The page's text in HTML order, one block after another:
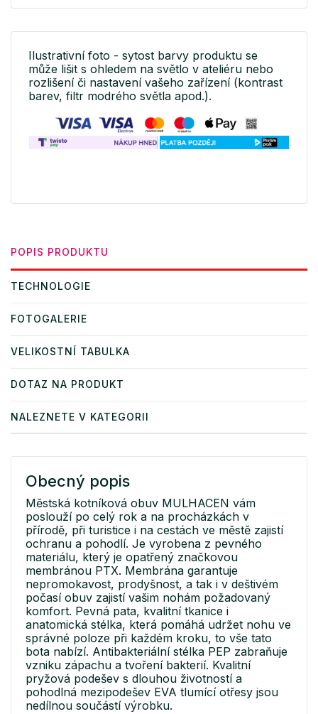
Ilustrativní foto - sytost barvy produktu se
může lišit s ohledem na světlo v ateliéru nebo
rozlišení či nastavení vašeho zařízení (kontrast
barev, filtr modrého světla apod.).
POPIS PRODUKTU
TECHNOLOGIE
FOTOGALERIE
VELIKOSTNÍ TABULKA
DOTAZ NA PRODUKT
NALEZNETE V KATEGORII
Obecný popis
Městská kotníková obuv MULHACEN vám
poslouží po celý rok a na procházkách v
přírodě, při turistice i na cestách ve městě zajistí
ochranu a pohodlí. Je vyrobena z pevného
materiálu, který je opatřený značkovou
membránou PTX. Membrána garantuje
nepromokavost, prodyšnost, a tak i v deštivém
počasí obuv zajistí vašim nohám požadovaný
komfort. Pevná pata, kvalitní tkanice i
anatomická stélka, která pomáhá udržet nohu ve
správné poloze při každém kroku, to vše tato
bota nabízí. Antibakteriální stélka PEP zabraňuje
vzniku zápachu a tvoření bakterií. Kvalitní
pryžová podešev s dlouhou životností a
pohodlná mezipodešev EVA tlumící otřesy jsou
nedílnou součástí výrobku.